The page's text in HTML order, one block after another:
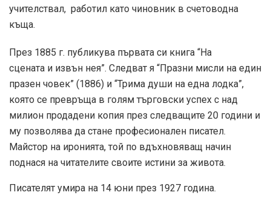
учителствал, работил като чиновник в счетоводна
къща.
През 1885 г. публикува първата си книга “На
сцената и извън нея”. Следват я “Празни мисли на един
празен човек” (1886) и “Трима души на една лодка”,
която се превръща в голям търговски успех с над
милион продадени копия през следващите 20 години и
му позволява да стане професионален писател.
Майстор на иронията, той по вдъхновяващ начин
поднася на читателите своите истини за живота.
Писателят умира на 14 юни през 1927 година.